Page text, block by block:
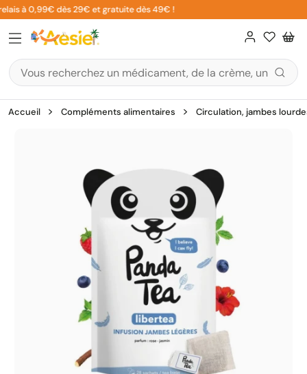
Aller
au
contenu
à 0,99€ dès 29€ et gratuite dès 49€ !
Accueil Compléments alimentaires Circulation, jambes